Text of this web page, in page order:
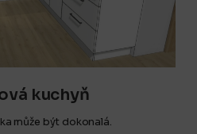
kuchyň
může být dokonalá.